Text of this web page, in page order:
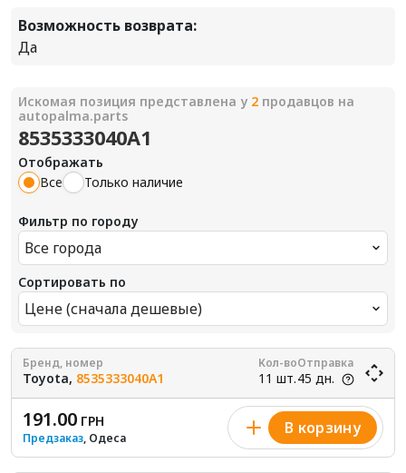
Возможность возврата:
Да
Искомая позиция представлена у 2 продавцов на
autopalma.parts
8535333040A1
Отображать
Все
Только наличие
Фильтр по городу
Все города
Сортировать по
Цене (сначала дешевые)
Бренд, номер
Toyota, 8535333040A1
Кол-во
11 шт.
Отправка
45 дн.
191.00 ГРН
Предзаказ, Одеса
В корзину